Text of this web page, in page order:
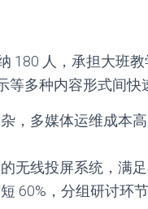
180 人，承担大班
多种内容形式间快
，多媒体运维成本
无线投屏系统，满
60%，分组研讨环